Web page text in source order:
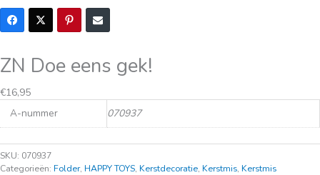
ZN Doe eens gek!
€16,95
A-nummer
070937
SKU: 070937
Categorieën: Folder, HAPPY TOYS, Kerstdecoratie, Kerstmis, Kerstmis